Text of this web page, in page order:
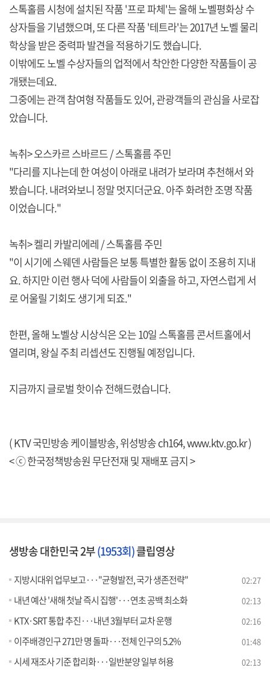
스톡홀름 시청에 설치된 작품 '프로 파체'는 올해 노벨평화상 수
상자들을 기념했으며, 또 다른 작품 '테트라'는 2017년 노벨 물리
학상을 받은 중력파 발견을 적용하기도 했습니다.
이밖에도 노벨 수상자들의 업적에서 착안한 다양한 작품들이 공
개됐는데요.
그중에는 관객 참여형 작품들도 있어, 관광객들의 관심을 사로잡
았습니다.
녹취> 오스카르 스바르드 / 스톡홀름 주민
"다리를 지나는데 한 여성이 아래로 내려가 보라며 추천해서 와
봤습니다. 내려와보니 정말 멋지더군요. 아주 화려한 조명 작품
이었습니다."
녹취> 켈리 카발리에레 / 스톡홀름 주민
"이 시기에 스웨덴 사람들은 보통 특별한 활동 없이 조용히 지내
요. 하지만 이런 행사 덕에 사람들이 외출을 하고, 자연스럽게 서
로 어울릴 기회도 생기게 되죠."
한편, 올해 노벨상 시상식은 오는 10일 스톡홀름 콘서트홀에서
열리며, 왕실 주최 리셉션도 진행될 예정입니다.
지금까지 글로벌 핫이슈 전해드렸습니다.
( KTV 국민방송 케이블방송, 위성방송 ch164,www.ktv.go.kr)
< ⓒ 한국정책방송원 무단전재 및 재배포 금지 >
생방송 대한민국 2부(1953회)클립영상
지방시대위 업무보고···"균형발전, 국가 생존전략" 02:27
내년 예산 '새해 첫날 즉시 집행'···연초 공백 최소화 02:13
KTX·SRT 통합 추진···내년 3월부터 교차 운행 02:16
이주배경인구 271만 명 돌파···전체 인구의 5.2% 01:48
시세 재조사 기준 합리화···일반분양 일부 허용 02:13